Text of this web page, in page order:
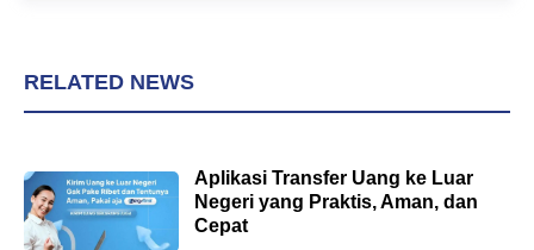
RELATED NEWS
Aplikasi Transfer Uang ke Luar
Negeri yang Praktis, Aman, dan
Cepat